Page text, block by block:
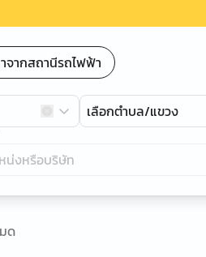
จากสถานีรถไฟฟ้า
เลือกตำบล/แขวง
ด